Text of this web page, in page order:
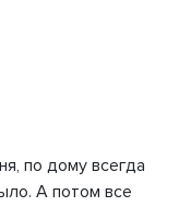
по дому всегда
А потом все